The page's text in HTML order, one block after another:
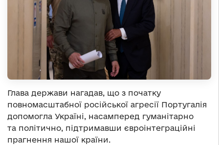
Глава держави нагадав, що з початку
повномасштабної російської агресії Португалія
допомогла Україні, насамперед гуманітарно
та політично, підтримавши євроінтеграційні
прагнення нашої країни.